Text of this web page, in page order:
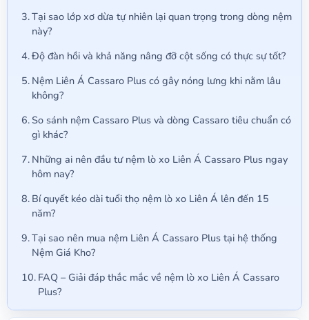
Tại sao lớp xơ dừa tự nhiên lại quan trọng trong dòng nệm
này?
Độ đàn hồi và khả năng nâng đỡ cột sống có thực sự tốt?
Nệm Liên Á Cassaro Plus có gây nóng lưng khi nằm lâu
không?
So sánh nệm Cassaro Plus và dòng Cassaro tiêu chuẩn có
gì khác?
Những ai nên đầu tư nệm lò xo Liên Á Cassaro Plus ngay
hôm nay?
Bí quyết kéo dài tuổi thọ nệm lò xo Liên Á lên đến 15
năm?
Tại sao nên mua nệm Liên Á Cassaro Plus tại hệ thống
Nệm Giá Kho?
FAQ – Giải đáp thắc mắc về nệm lò xo Liên Á Cassaro
Plus?